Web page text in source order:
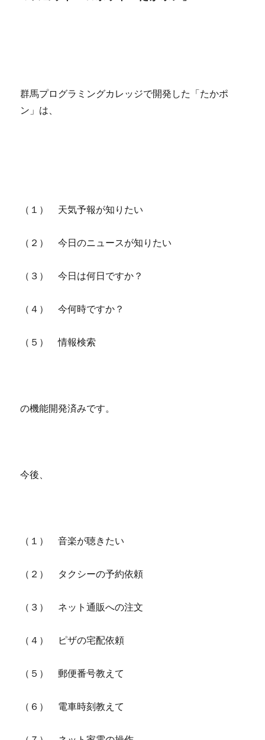
群馬プログラミングカレッジで開発した「たかポ
ン」は、
（１） 天気予報が知りたい
（２） 今日のニュースが知りたい
（３） 今日は何日ですか？
（４） 今何時ですか？
（５） 情報検索
の機能開発済みです。
今後、
（１） 音楽が聴きたい
（２） タクシーの予約依頼
（３） ネット通販への注文
（４） ピザの宅配依頼
（５） 郵便番号教えて
（６） 電車時刻教えて